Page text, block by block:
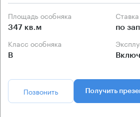
Площадь особняка
347 кв.м по
Класс особняка
B
Позвонить Получить